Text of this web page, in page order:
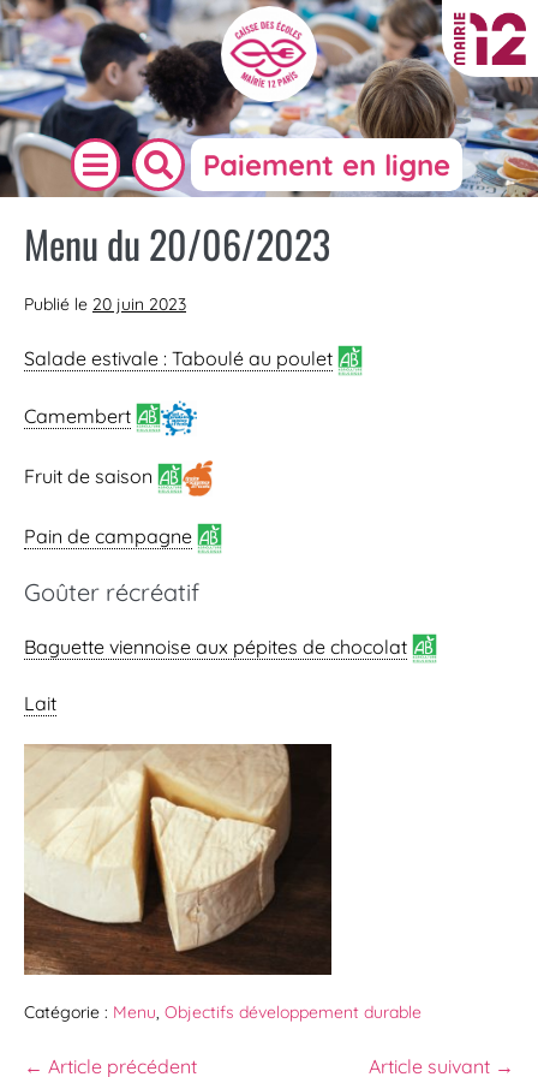
Paiement en ligne
Menu du 20/06/2023
Publié le 20 juin 2023
Salade estivale : Taboulé au poulet
Camembert
Fruit de saison
Pain de campagne
Goûter récréatif
Baguette viennoise aux pépites de chocolat
Lait
Catégorie : Menu, Objectifs développement durable
← Article précédent Article suivant →